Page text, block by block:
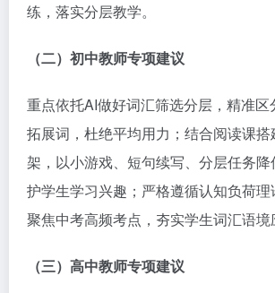
练，落实分层教学。
（二）初中教师专项建议
重点依托AI做好词汇筛选分层，精准
拓展词，杜绝平均用力；结合阅读课
架，以小游戏、短句续写、分层任务
护学生学习兴趣；严格遵循认知负荷理
聚焦中考高频考点，夯实学生词汇语境
（三）高中教师专项建议